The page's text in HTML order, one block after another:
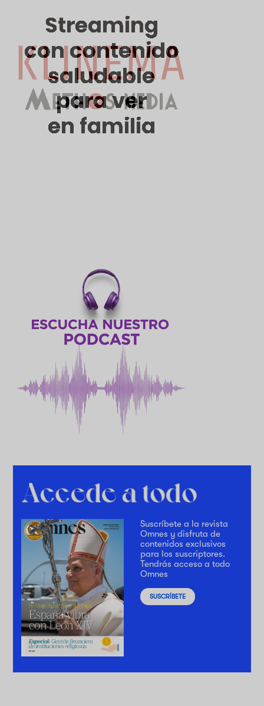
Suscríbete a la revista
Omnes y disfruta de
contenidos exclusivos
para los suscriptores.
Tendrás acceso a todo
Omnes
SUSCRÍBETE